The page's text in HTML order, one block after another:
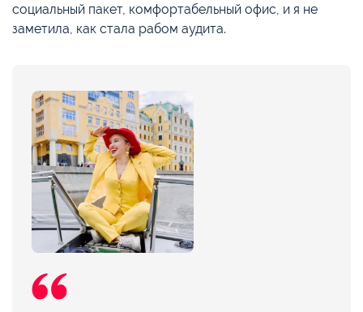
социальный пакет, комфортабельный офис, и я не
заметила, как стала рабом аудита.